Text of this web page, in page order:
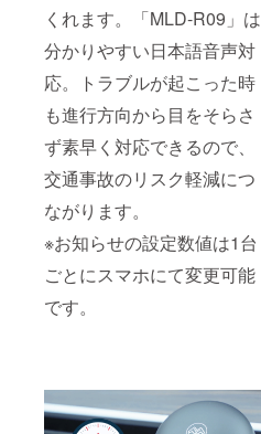
くれます。「MLD-R09」は
分かりやすい日本語音声対
応。トラブルが起こった時
も進行方向から目をそらさ
ず素早く対応できるので、
交通事故のリスク軽減につ
ながります。
※お知らせの設定数値は1台
ごとにスマホにて変更可能
です。